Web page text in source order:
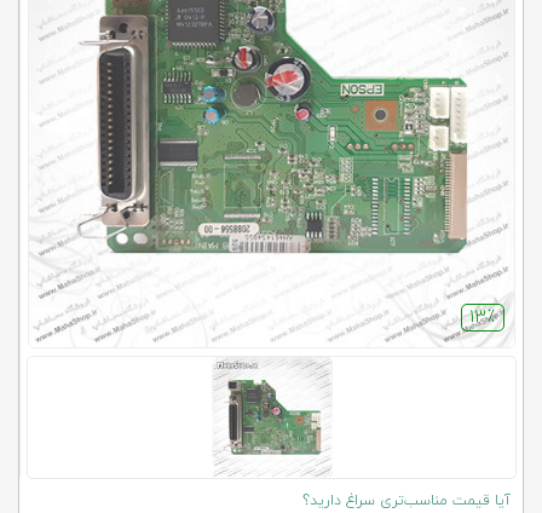
تماس
با
کلاب
محاشاپ
13٪
آیا قیمت مناسب‌تری سراغ دارید؟